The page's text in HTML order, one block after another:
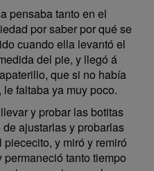
pensaba tanto en el
por saber por qué se
cuando ella levantó el
del pie, y llegó á
que si no había
faltaba ya muy poco.
y probar las botitas
ajustarlas y probarlas
y miró y remiró
tanto tiempo